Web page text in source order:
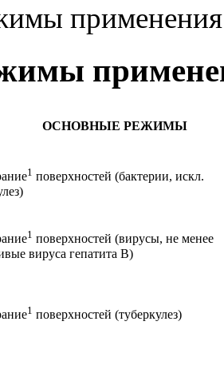
ОСНОВНЫЕ РЕЖИМЫ
1 поверхностей (бактерии, искл.
1 поверхностей (вирусы, не менее
вируса гепатита В)
1 поверхностей (туберкулез)